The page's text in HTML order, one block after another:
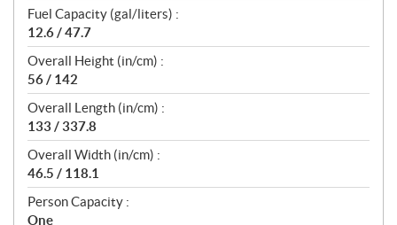
Fuel Capacity (gal/liters) :
12.6 / 47.7
Overall Height (in/cm) :
56 / 142
Overall Length (in/cm) :
133 / 337.8
Overall Width (in/cm) :
46.5 / 118.1
Person Capacity :
One